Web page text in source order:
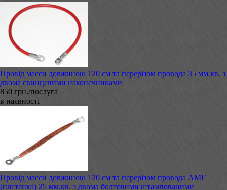
Провід масси довжиною 120 см та перерізом провода 35 мм.кв. з
двома свинцевими наконечниками
850 грн./послуга
в наявності
Провід масси довжиною 120 см та перерізом провода АМГ
(плетенка) 25 мм.кв. з двома болтовими штампованими